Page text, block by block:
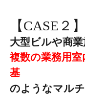
【CASE２】
大型ビルや商
複数の業務用室
基
のようなマル